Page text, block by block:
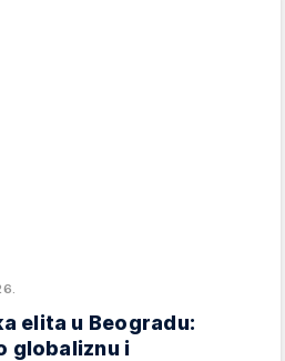
elita u Beogradu:
globaliznu i